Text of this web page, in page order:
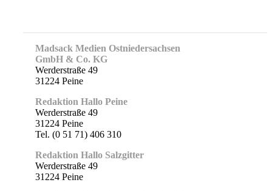
Madsack Medien Ostniedersachsen
GmbH & Co. KG
Werderstraße 49
31224 Peine
Redaktion Hallo Peine
Werderstraße 49
31224 Peine
Tel. (0 51 71) 406 310
Redaktion Hallo Salzgitter
Werderstraße 49
31224 Peine